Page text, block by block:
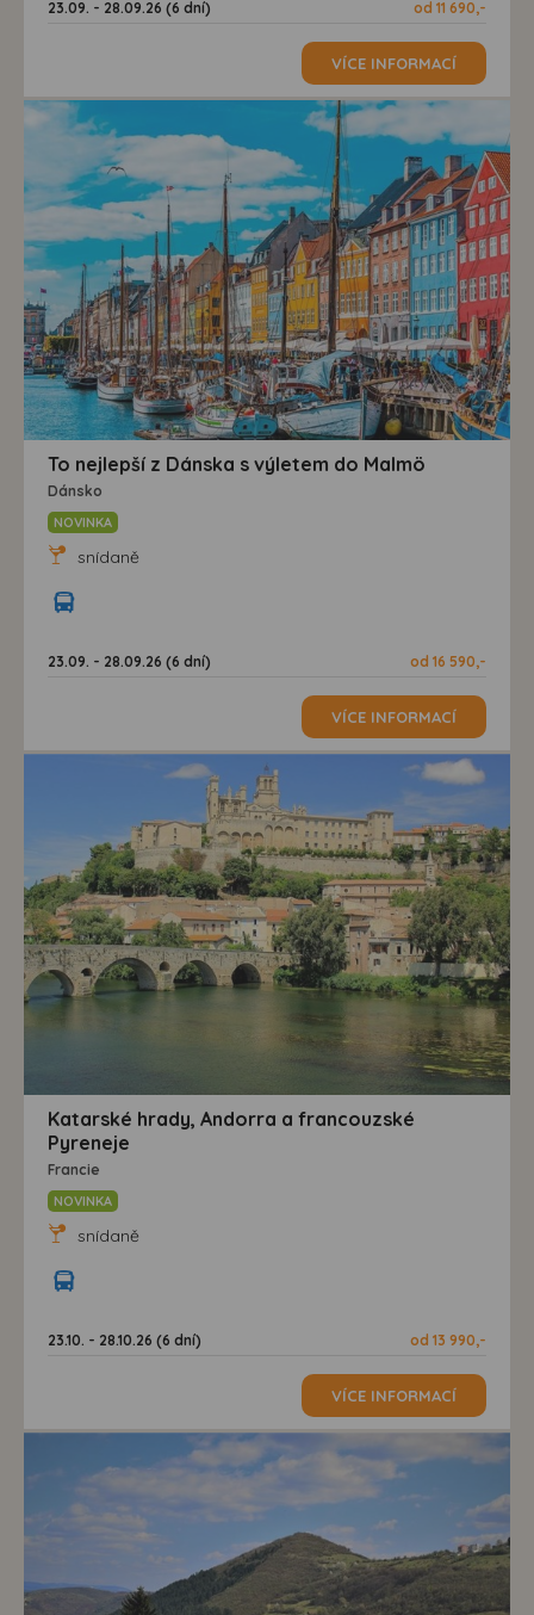
23.09. - 28.09.26 (6 dní) od 11 690,-
VÍCE INFORMACÍ
To nejlepší z Dánska s výletem do Malmö
Dánsko
NOVINKA
snídaně
23.09. - 28.09.26 (6 dní) od 16 590,-
VÍCE INFORMACÍ
Katarské hrady, Andorra a francouzské
Pyreneje
Francie
NOVINKA
snídaně
23.10. - 28.10.26 (6 dní) od 13 990,-
VÍCE INFORMACÍ